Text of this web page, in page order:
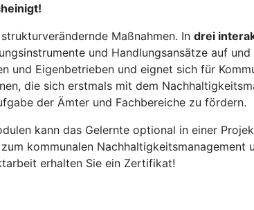
Maßnahmen. In drei
und Handlungsansätze auf
und Eigenbetrieben und eignet sich für
die sich erstmals mit dem
der Ämter und Fachbereiche zu fördern.
kann das Gelernte optional in einer
kommunalen Nachhaltigkeitsmanagement
erhalten Sie ein Zertifikat!